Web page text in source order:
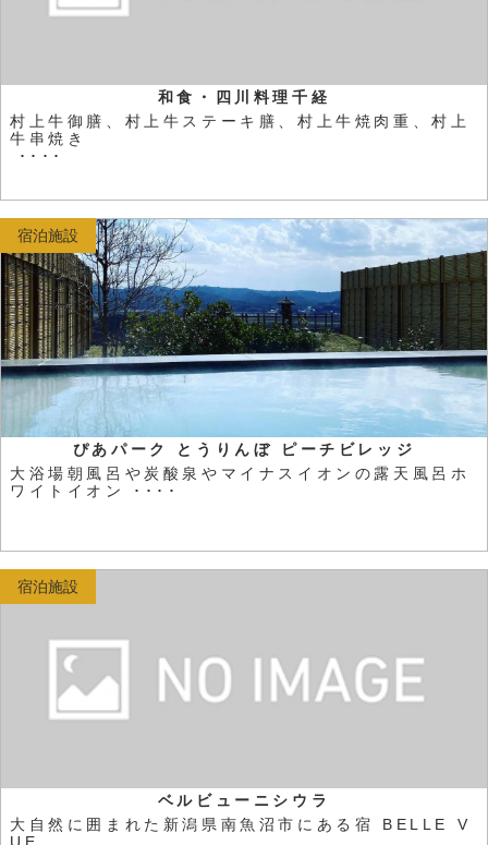
和食・四川料理千経
村上牛御膳、村上牛ステーキ膳、村上牛焼肉重、村上
牛串焼き
････
ぴあパーク とうりんぼ ピーチビレッジ
大浴場朝風呂や炭酸泉やマイナスイオンの露天風呂ホ
ワイトイオン ････
宿泊施設
ベルビューニシウラ
大自然に囲まれた新潟県南魚沼市にある宿 BELLE V
宿泊施設